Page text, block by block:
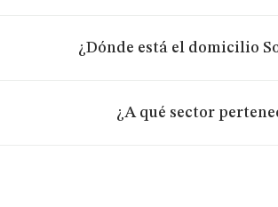
¿Dónde está el domicilio
¿A qué sector